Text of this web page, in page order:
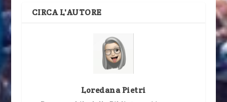
CIRCA L'AUTORE
Loredana Pietri